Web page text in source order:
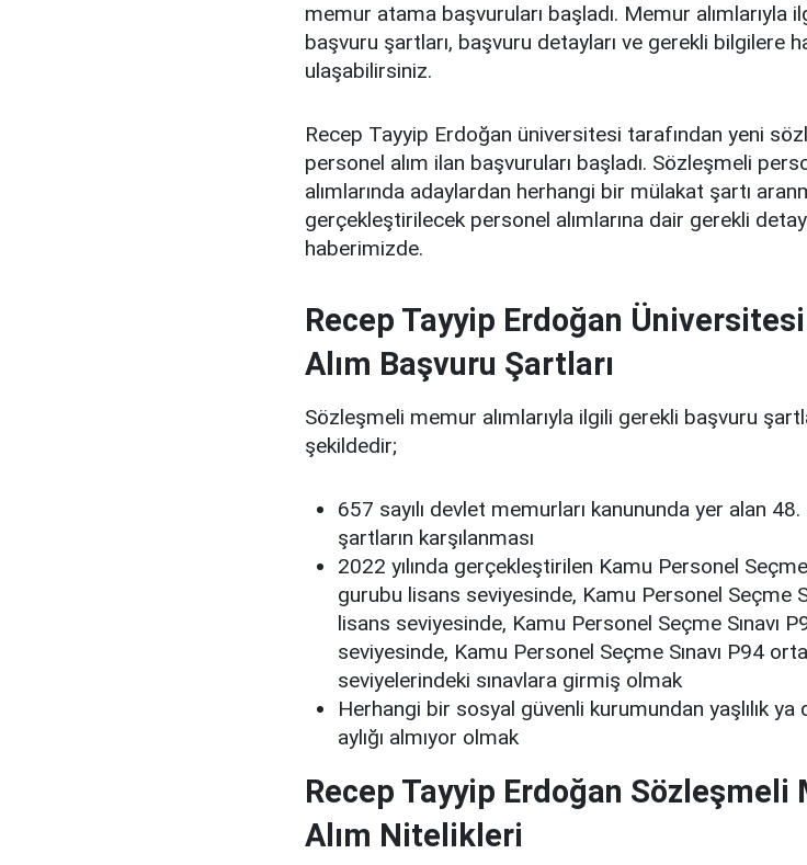
memur atama başvuruları başladı. Memur alımlarıyla
başvuru şartları, başvuru detayları ve gerekli bilgilere
ulaşabilirsiniz.
Recep Tayyip Erdoğan üniversitesi tarafından yeni
personel alım ilan başvuruları başladı. Sözleşmeli
alımlarında adaylardan herhangi bir mülakat şartı
gerçekleştirilecek personel alımlarına dair gerekli
haberimizde.
Recep Tayyip Erdoğan
Alım Başvuru Şartları
Sözleşmeli memur alımlarıyla ilgili gerekli başvuru
şekildedir;
657 sayılı devlet memurları kanununda yer alan
şartların karşılanması
2022 yılında gerçekleştirilen Kamu Personel Seçme
gurubu lisans seviyesinde, Kamu Personel Seçme
lisans seviyesinde, Kamu Personel Seçme Sınavı
seviyesinde, Kamu Personel Seçme Sınavı P94
seviyelerindeki sınavlara girmiş olmak
Herhangi bir sosyal güvenli kurumundan yaşlılık ya
aylığı almıyor olmak
Recep Tayyip Erdoğan Sözleşmeli
Alım Nitelikleri